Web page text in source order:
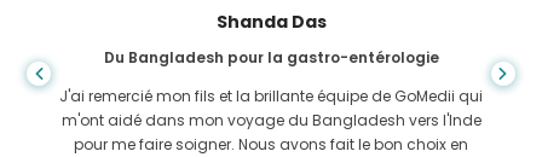
Shanda Das
Du Bangladesh pour la gastro-entérologie
J'ai remercié mon fils et la brillante équipe de GoMedii qui
m'ont aidé dans mon voyage du Bangladesh vers l'Inde
pour me faire soigner. Nous avons fait le bon choix en